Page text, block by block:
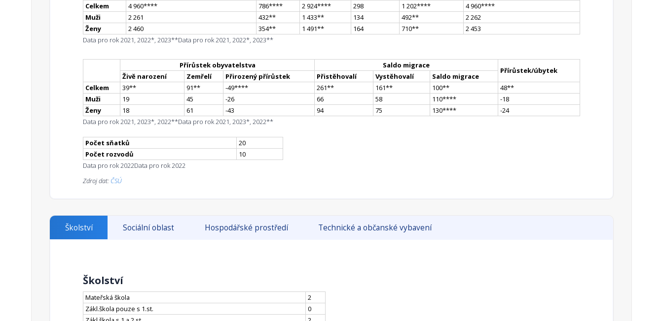
Celkem
4 960**** 786**** 2 924**** 298 1 202**** 4 960****
Muži
2 261 432** 1 433** 134 492**
2 262
Ženy
2 460 354** 1 491** 164 710**
2 453
Data pro rok 2021, 2022*, 2023**Data pro rok 2021, 2022*, 2023**
Přírůstek obyvatelstva Saldo migrace
Přírůstek/úbytek
Živě narození Zemřelí Přirozený přírůstek Přistěhovalí Vystěhovalí
Saldo migrace
Celkem
39** 91** -49**** 261** 161** 100** 48**
Muži
19 45 -26 66 58 110****
-18
Ženy
18 61 -43 94 75 130****
-24
Data pro rok 2021, 2023*, 2022**Data pro rok 2021, 2023*, 2022**
Počet sňatků
20
Počet rozvodů
10
Data pro rok 2022Data pro rok 2022
Zdroj dat: ČSÚ
Školství Sociální oblast Hospodářské prostředí Technické a občanské vybavení
Školství
Mateřská škola
2
Zákl.škola pouze s 1.st.
0